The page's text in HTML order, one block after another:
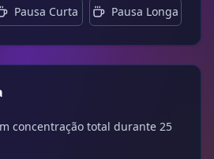
Pausa Curta Pausa Longa
concentração total durante 25